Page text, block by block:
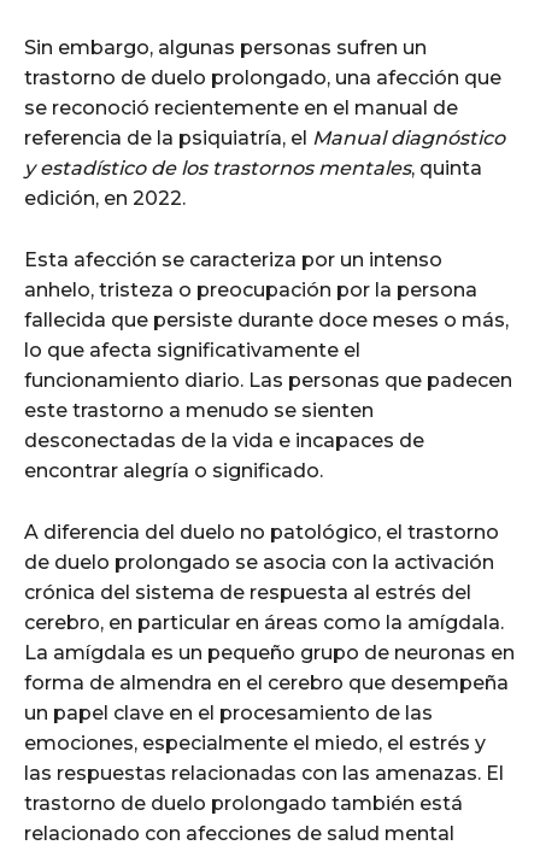
Sin embargo, algunas personas sufren un
trastorno de duelo prolongado, una afección que
se reconoció recientemente en el manual de
referencia de la psiquiatría, el Manual diagnóstico
y estadístico de los trastornos mentales, quinta
edición, en 2022.
Esta afección se caracteriza por un intenso
anhelo, tristeza o preocupación por la persona
fallecida que persiste durante doce meses o más,
lo que afecta significativamente el
funcionamiento diario. Las personas que padecen
este trastorno a menudo se sienten
desconectadas de la vida e incapaces de
encontrar alegría o significado.
A diferencia del duelo no patológico, el trastorno
de duelo prolongado se asocia con la activación
crónica del sistema de respuesta al estrés del
cerebro, en particular en áreas como la amígdala.
La amígdala es un pequeño grupo de neuronas en
forma de almendra en el cerebro que desempeña
un papel clave en el procesamiento de las
emociones, especialmente el miedo, el estrés y
las respuestas relacionadas con las amenazas. El
trastorno de duelo prolongado también está
relacionado con afecciones de salud mental